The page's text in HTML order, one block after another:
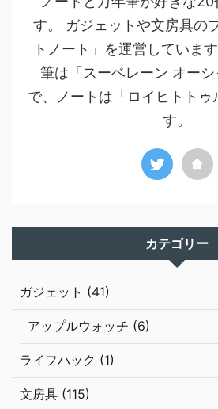
す。 ガジェットや文房具の
トノート」を運営していま
筆は「スーベレーン オーシ
で、ノートは「ロイヒトト
す。
カテゴリー
ガジェット (41)
アップルウォッチ (6)
ライフハック (1)
文房具 (115)